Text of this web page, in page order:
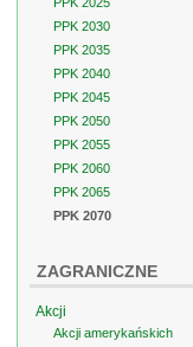
PPK 2030
PPK 2035
PPK 2040
PPK 2045
PPK 2050
PPK 2055
PPK 2060
PPK 2065
PPK 2070
ZAGRANICZNE
Akcji
Akcji amerykańskich